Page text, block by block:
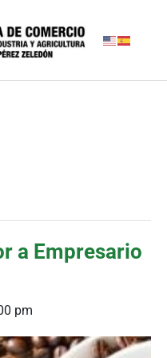
a Empresario
pm